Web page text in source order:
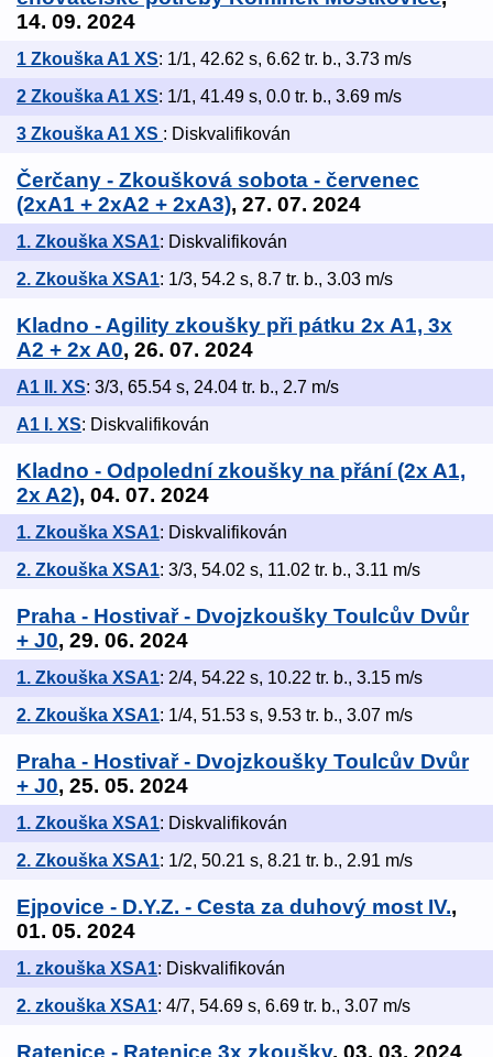
14. 09. 2024
1 Zkouška A1 XS: 1/1, 42.62 s, 6.62 tr. b., 3.73 m/s
2 Zkouška A1 XS: 1/1, 41.49 s, 0.0 tr. b., 3.69 m/s
3 Zkouška A1 XS : Diskvalifikován
Čerčany - Zkoušková sobota - červenec
(2xA1 + 2xA2 + 2xA3), 27. 07. 2024
1. Zkouška XSA1: Diskvalifikován
2. Zkouška XSA1: 1/3, 54.2 s, 8.7 tr. b., 3.03 m/s
Kladno - Agility zkoušky při pátku 2x A1, 3x
A2 + 2x A0, 26. 07. 2024
A1 II. XS: 3/3, 65.54 s, 24.04 tr. b., 2.7 m/s
A1 I. XS: Diskvalifikován
Kladno - Odpolední zkoušky na přání (2x A1,
2x A2), 04. 07. 2024
1. Zkouška XSA1: Diskvalifikován
2. Zkouška XSA1: 3/3, 54.02 s, 11.02 tr. b., 3.11 m/s
Praha - Hostivař - Dvojzkoušky Toulcův Dvůr
+ J0, 29. 06. 2024
1. Zkouška XSA1: 2/4, 54.22 s, 10.22 tr. b., 3.15 m/s
2. Zkouška XSA1: 1/4, 51.53 s, 9.53 tr. b., 3.07 m/s
Praha - Hostivař - Dvojzkoušky Toulcův Dvůr
+ J0, 25. 05. 2024
1. Zkouška XSA1: Diskvalifikován
2. Zkouška XSA1: 1/2, 50.21 s, 8.21 tr. b., 2.91 m/s
Ejpovice - D.Y.Z. - Cesta za duhový most IV.,
01. 05. 2024
1. zkouška XSA1: Diskvalifikován
2. zkouška XSA1: 4/7, 54.69 s, 6.69 tr. b., 3.07 m/s
Ratenice - Ratenice 3x zkoušky, 03. 03. 2024